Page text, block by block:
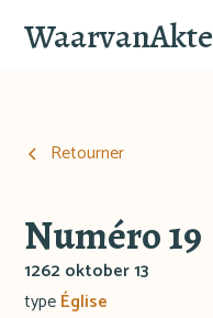
WaarvanAkte
Retourner
Numéro 19
1262 oktober 13
typeÉglise